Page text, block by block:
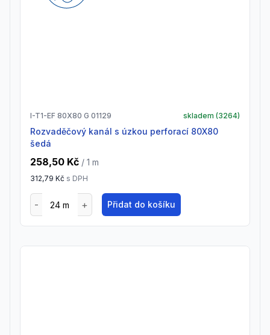
I-T1-EF 80X80 G 01129 skladem (3264)
Rozvaděčový kanál s úzkou perforací 80X80
šedá
258,50 Kč / 1 m
312,79 Kč s DPH
Přidat do košíku